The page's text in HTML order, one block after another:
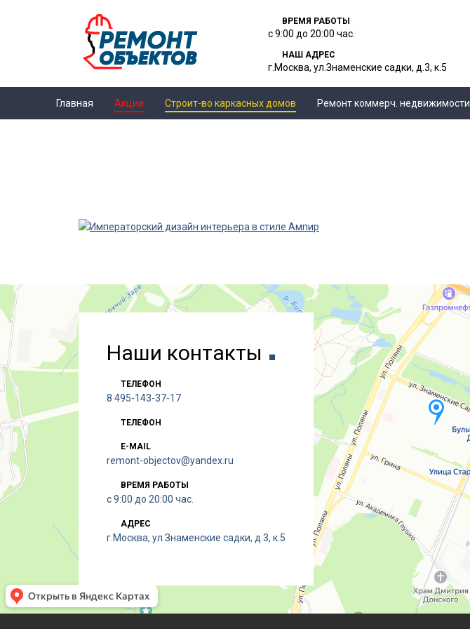
ВРЕМЯ РАБОТЫ
с 9:00 до 20:00 час.
НАШ АДРЕС
г.Москва, ул.Знаменские садки, д.3, к.5
Главная Акции Строит-во каркасных домов Ремонт коммерч. недвижимости
Наши контакты
ТЕЛЕФОН
8 495-143-37-17
ТЕЛЕФОН
E-MAIL
remont-objectov@yandex.ru
ВРЕМЯ РАБОТЫ
с 9:00 до 20:00 час.
АДРЕС
г.Москва, ул.Знаменские садки, д.3, к.5